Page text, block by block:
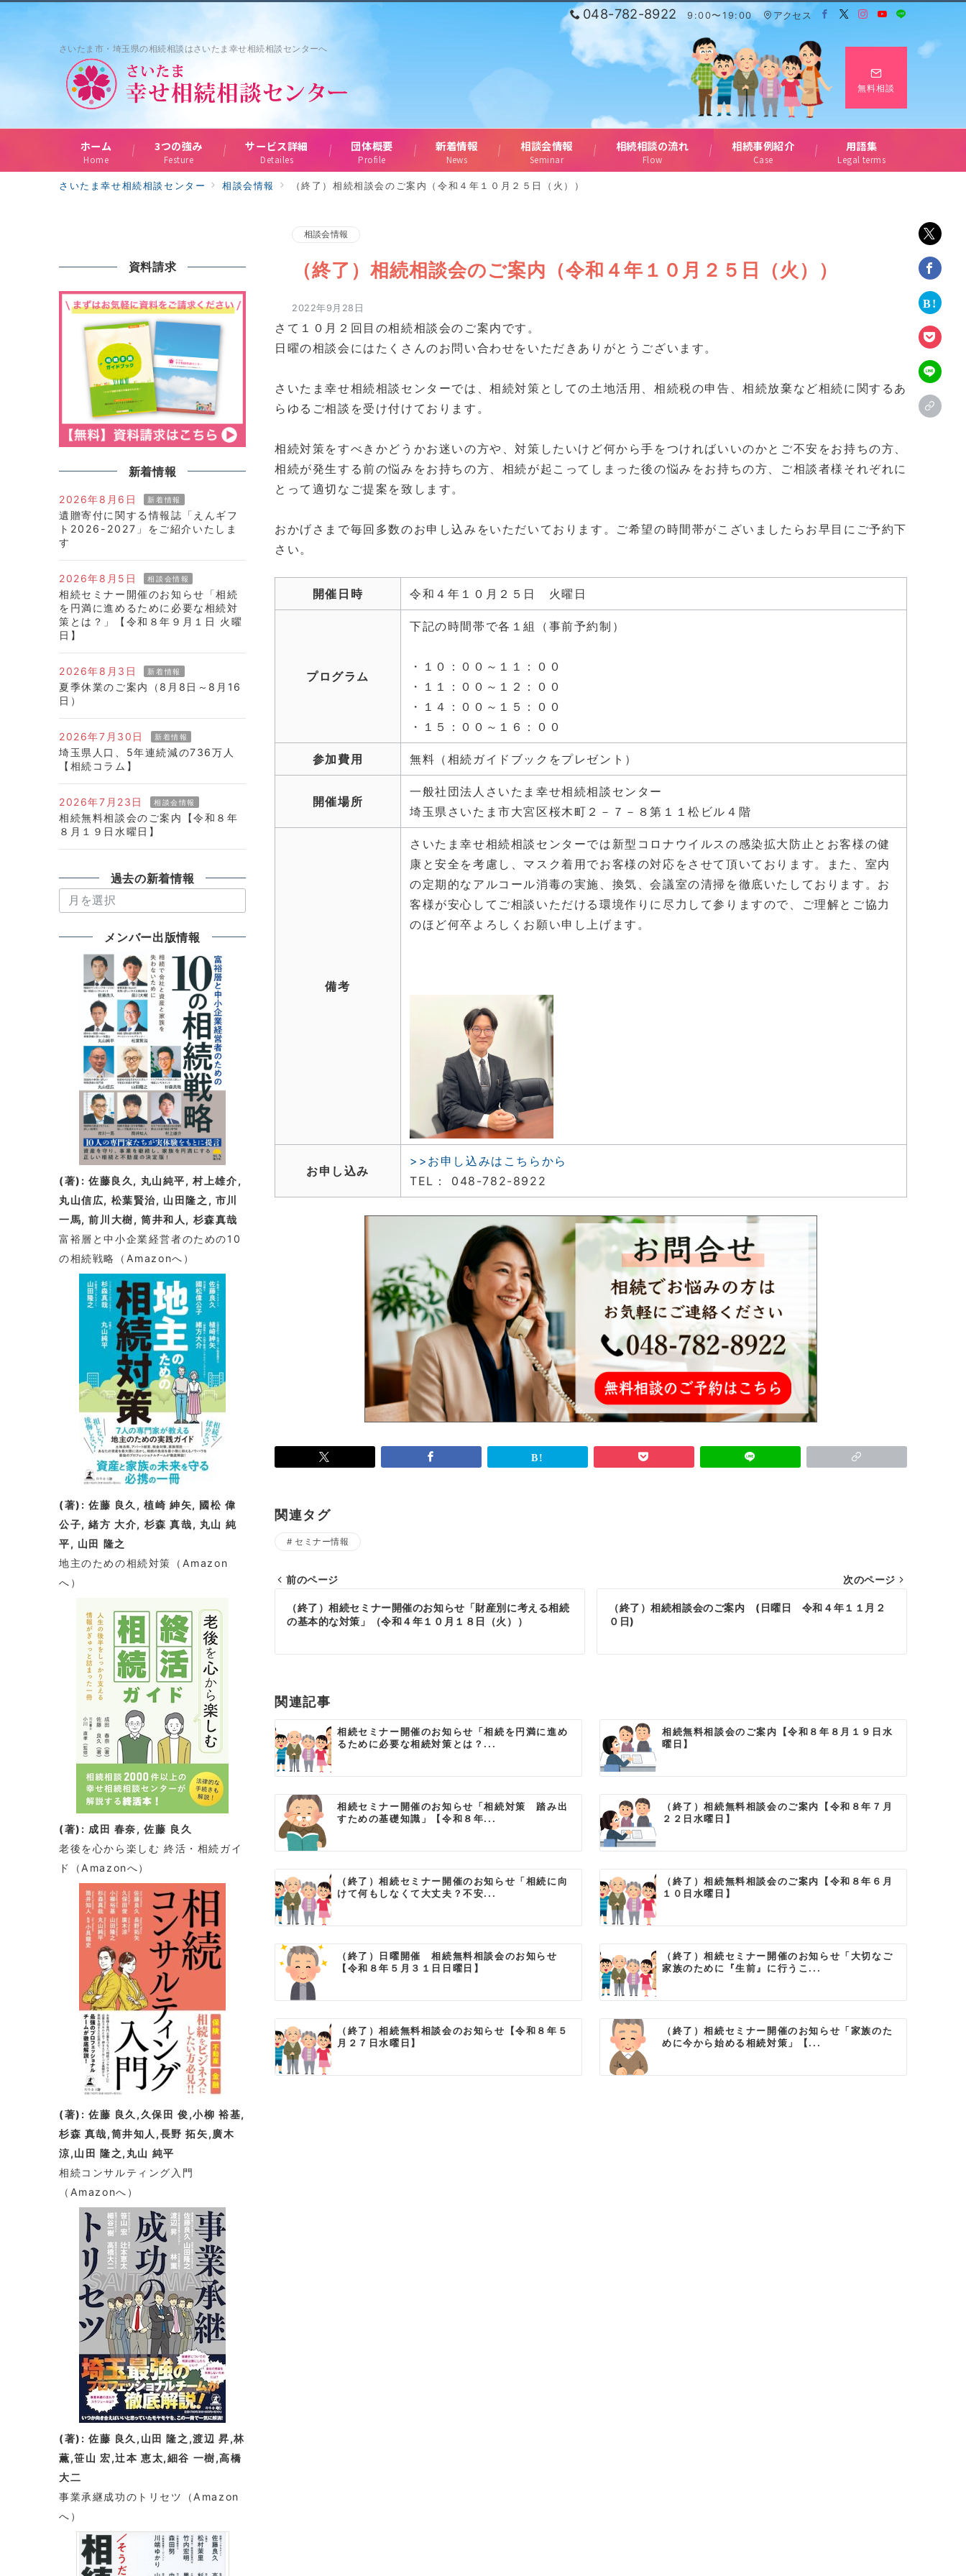
048-782-8922 9:00〜19:00 アクセス
さいたま市・埼玉県の相続相談はさいたま幸せ相続相談センターへ
無料相談
ホーム
Home
3つの強み
Festure
サービス詳細
Detailes
団体概要
Profile
新着情報
News
相談会情報
Seminar
相続相談の流れ
Flow
相続事例紹介
Case
用語集
Legal terms
さいたま幸せ相続相談センター 相談会情報 （終了）相続相談会のご案内（令和４年１０月２５日（火））
相談会情報
（終了）相続相談会のご案内（令和４年１０月２５日（火））
2022年9月28日
さて１０月２回目の相続相談会のご案内です。
日曜の相談会にはたくさんのお問い合わせをいただきありがとうございます。
さいたま幸せ相続相談センターでは、相続対策としての土地活用、相続税の申告、相続放棄など相続に関するあ
らゆるご相談を受け付けております。
相続対策をすべきかどうかお迷いの方や、対策したいけど何から手をつければいいのかとご不安をお持ちの方、
相続が発生する前の悩みをお持ちの方、相続が起こってしまった後の悩みをお持ちの方、ご相談者様それぞれに
とって適切なご提案を致します。
おかげさまで毎回多数のお申し込みをいただいております。ご希望の時間帯がこざいましたらお早目にご予約下
さい。
開催日時 令和４年１０月２５日 火曜日
プログラム
下記の時間帯で各１組（事前予約制）
・１０：００～１１：００
・１１：００～１２：００
・１４：００～１５：００
・１５：００～１６：００
参加費用 無料（相続ガイドブックをプレゼント）
開催場所
一般社団法人さいたま幸せ相続相談センター
埼玉県さいたま市大宮区桜木町２－７－８第１１松ビル４階
備考
さいたま幸せ相続相談センターでは新型コロナウイルスの感染拡大防止とお客様の健
康と安全を考慮し、マスク着用でお客様の対応をさせて頂いております。また、室内
の定期的なアルコール消毒の実施、換気、会議室の清掃を徹底いたしております。お
客様が安心してご相談いただける環境作りに尽力して参りますので、ご理解とご協力
のほど何卒よろしくお願い申し上げます。
お申し込み
>>お申し込みはこちらから
TEL： 048-782-8922
関連タグ
セミナー情報
稿
ナ
ゲ
ー
シ
ョ
ン
前のページ
（終了）相続セミナー開催のお知らせ「財産別に考える相続
の基本的な対策」（令和４年１０月１８日（火））
次のページ
（終了）相続相談会のご案内 (日曜日 令和４年１１月２
０日)
関連記事
相続セミナー開催のお知らせ「相続を円満に進め
るために必要な相続対策とは？...
相続無料相談会のご案内【令和８年８月１９日水
曜日】
相続セミナー開催のお知らせ「相続対策 踏み出
すための基礎知識」【令和８年...
（終了）相続無料相談会のご案内【令和８年７月
２２日水曜日】
（終了）相続セミナー開催のお知らせ「相続に向
けて何もしなくて大丈夫？不安...
（終了）相続無料相談会のご案内【令和８年６月
１０日水曜日】
（終了）日曜開催 相続無料相談会のお知らせ
【令和８年５月３１日日曜日】
（終了）相続セミナー開催のお知らせ「大切なご
家族のために『生前』に行うこ...
（終了）相続無料相談会のお知らせ【令和８年５
月２７日水曜日】
（終了）相続セミナー開催のお知らせ「家族のた
めに今から始める相続対策」【...
資料請求
新着情報
2026年8月6日 新着情報
遺贈寄付に関する情報誌「えんギフ
ト2026-2027」をご紹介いたしま
す
2026年8月5日 相談会情報
相続セミナー開催のお知らせ「相続
を円満に進めるために必要な相続対
策とは？」【令和８年９月１日 火曜
日】
2026年8月3日 新着情報
夏季休業のご案内（8月8日～8月16
日）
2026年7月30日 新着情報
埼玉県人口、5年連続減の736万人
【相続コラム】
2026年7月23日 相談会情報
相続無料相談会のご案内【令和８年
８月１９日水曜日】
過去の新着情報
去
の
メンバー出版情報
(著): 佐藤良久, 丸山純平, 村上雄介,
丸山信広, 松葉賢治, 山田隆之, 市川
一馬, 前川大樹, 筒井和人, 杉森真哉
富裕層と中小企業経営者のための10
の相続戦略
（Amazonへ）
(著): 佐藤 良久, 植崎 紳矢, 國松 偉
公子, 緒方 大介, 杉森 真哉, 丸山 純
平, 山田 隆之
地主のための相続対策
（Amazon
へ）
(著): 成田 春奈, 佐藤 良久
老後を心から楽しむ 終活・相続ガイ
ド
（Amazonへ）
(著): 佐藤 良久,久保田 俊,小柳 裕基,
杉森 真哉,筒井知人,長野 拓矢,廣木
涼,山田 隆之,丸山 純平
相続コンサルティング入門
（Amazonへ）
(著): 佐藤 良久,山田 隆之,渡辺 昇,林
薫,笹山 宏,辻本 恵太,細谷 一樹,高橋
大二
事業承継成功のトリセツ
（Amazon
へ）